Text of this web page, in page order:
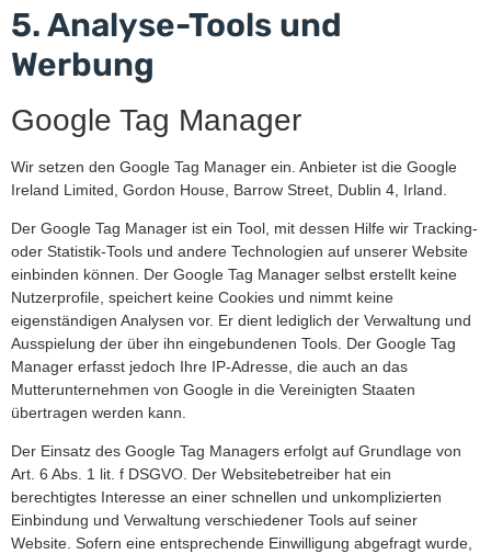
5. Analyse-Tools und
Werbung
Google Tag Manager
Wir setzen den Google Tag Manager ein. Anbieter ist die Google
Ireland Limited, Gordon House, Barrow Street, Dublin 4, Irland.
Der Google Tag Manager ist ein Tool, mit dessen Hilfe wir Tracking-
oder Statistik-Tools und andere Technologien auf unserer Website
einbinden können. Der Google Tag Manager selbst erstellt keine
Nutzerprofile, speichert keine Cookies und nimmt keine
eigenständigen Analysen vor. Er dient lediglich der Verwaltung und
Ausspielung der über ihn eingebundenen Tools. Der Google Tag
Manager erfasst jedoch Ihre IP-Adresse, die auch an das
Mutterunternehmen von Google in die Vereinigten Staaten
übertragen werden kann.
Der Einsatz des Google Tag Managers erfolgt auf Grundlage von
Art. 6 Abs. 1 lit. f DSGVO. Der Websitebetreiber hat ein
berechtigtes Interesse an einer schnellen und unkomplizierten
Einbindung und Verwaltung verschiedener Tools auf seiner
Website. Sofern eine entsprechende Einwilligung abgefragt wurde,